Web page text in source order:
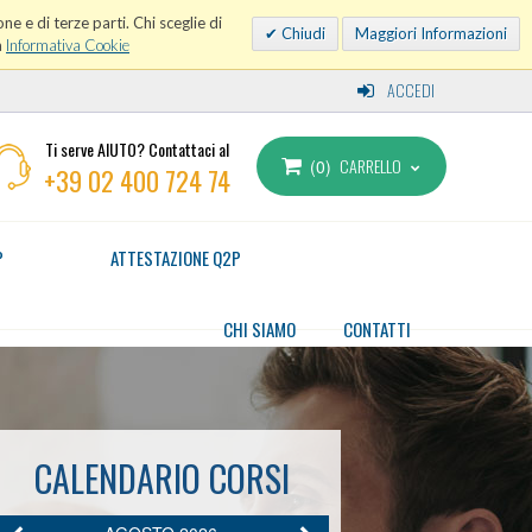
e di terze parti. Chi sceglie di
Informativa Cookie
Chiudi Maggiori Informazioni
ACCEDI
Ti serve AIUTO? Contattaci al
+39 02 400 724 74 0 CARRELLO
ATTESTAZIONE Q2P
CONTATTI
CHI SIAMO
CALENDARIO CORSI